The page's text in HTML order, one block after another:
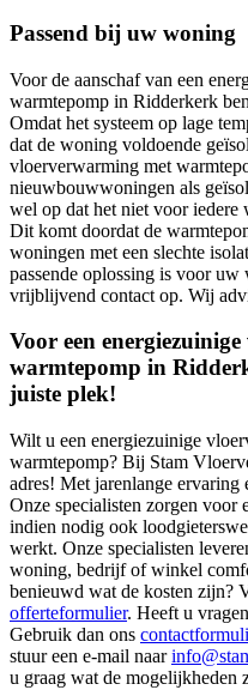
Passend bij uw woning
Voor de aanschaf van een
warmtepomp in Ridderkerk
Omdat het systeem op lage
dat de woning voldoende
vloerverwarming met
nieuwbouwwoningen als
wel op dat het niet voor iedere
Dit komt doordat de
woningen met een slechte
passende oplossing is voor
vrijblijvend contact op. Wij
Voor een
warmtepomp in
juiste plek!
Wilt u een energiezuinige
warmtepomp? Bij Stam
adres! Met jarenlange
Onze specialisten zorgen voor
indien nodig ook
werkt. Onze specialisten
woning, bedrijf of winkel
benieuwd wat de kosten zijn?
offerteformulier. Heeft u
Gebruik dan ons
stuur een e-mail naar
u graag wat de mogelijkheden